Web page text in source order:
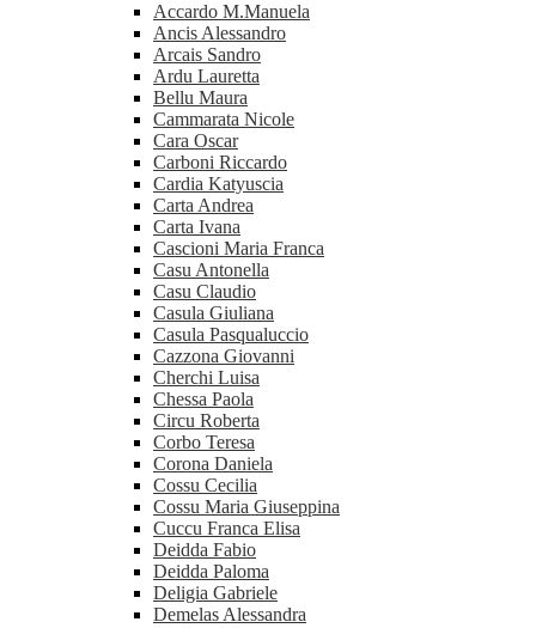
Accardo M.Manuela
Ancis Alessandro
Arcais Sandro
Ardu Lauretta
Bellu Maura
Cammarata Nicole
Cara Oscar
Carboni Riccardo
Cardia Katyuscia
Carta Andrea
Carta Ivana
Cascioni Maria Franca
Casu Antonella
Casu Claudio
Casula Giuliana
Casula Pasqualuccio
Cazzona Giovanni
Cherchi Luisa
Chessa Paola
Circu Roberta
Corbo Teresa
Corona Daniela
Cossu Cecilia
Cossu Maria Giuseppina
Cuccu Franca Elisa
Deidda Fabio
Deidda Paloma
Deligia Gabriele
Demelas Alessandra